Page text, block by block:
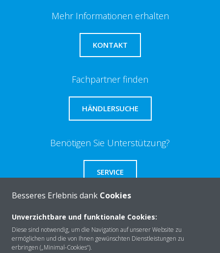
Mehr Informationen erhalten
KONTAKT
Fachpartner finden
HÄNDLERSUCHE
Benötigen Sie Unterstützung?
SERVICE
Über Daikin
Besseres Erlebnis dank Cookies
Unverzichtbare und funktionale Cookies:
Diese sind notwendig, um die Navigation auf unserer Website zu
ermöglichen und die von Ihnen gewünschten Dienstleistungen zu
erbringen („Minimal-Cookies“).